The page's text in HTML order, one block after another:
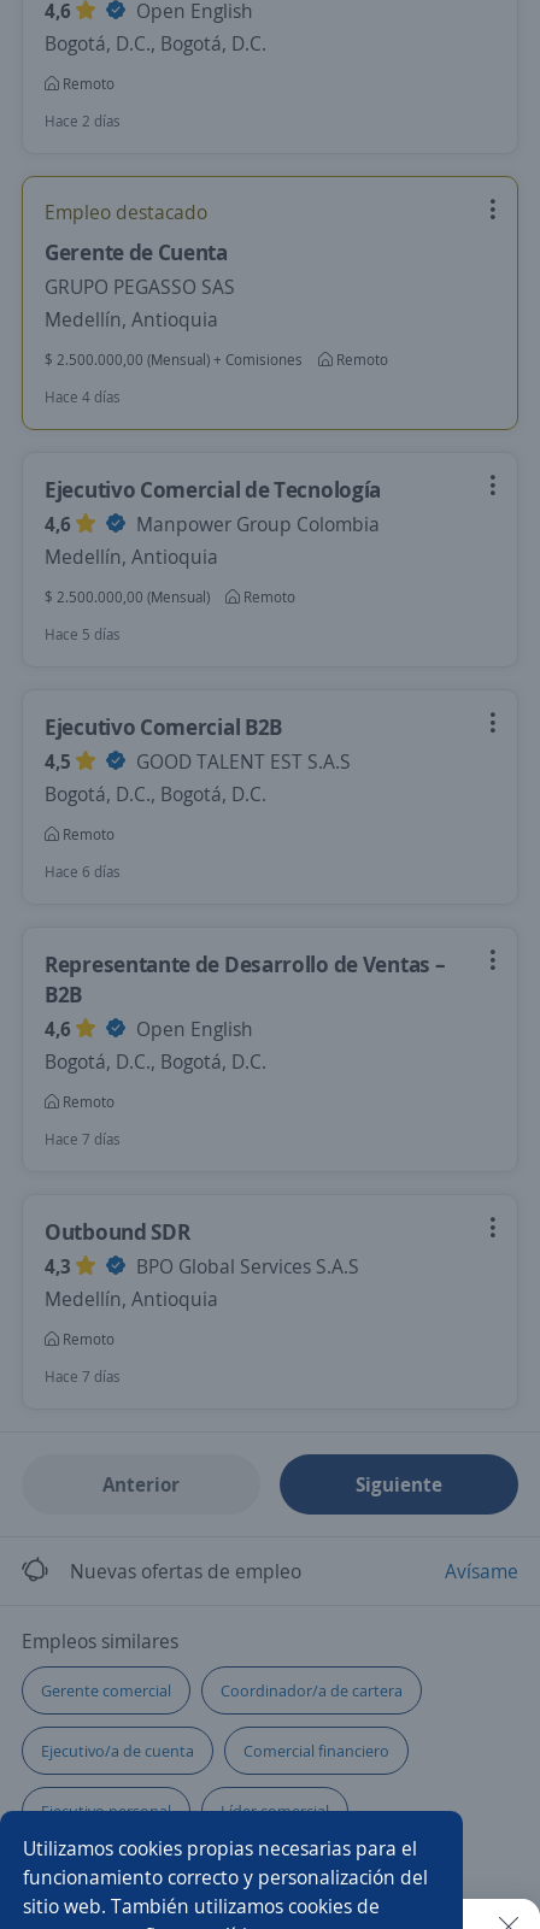
Utilizamos cookies propias necesarias para el
funcionamiento correcto y personalización del
sitio web. También utilizamos cookies de
4,6
Open English
Bogotá, D.C., Bogotá, D.C.
Remoto
Hace 2 días
Empleo destacado
Gerente de Cuenta
GRUPO PEGASSO SAS
Medellín, Antioquia
$ 2.500.000,00 (Mensual) + Comisiones
Remoto
Hace 4 días
Ejecutivo Comercial de Tecnología
4,6
Manpower Group Colombia
Medellín, Antioquia
$ 2.500.000,00 (Mensual)
Remoto
Hace 5 días
Ejecutivo Comercial B2B
4,5
GOOD TALENT EST S.A.S
Bogotá, D.C., Bogotá, D.C.
Remoto
Hace 6 días
Representante de Desarrollo de Ventas –
B2B
4,6
Open English
Bogotá, D.C., Bogotá, D.C.
Remoto
Hace 7 días
Outbound SDR
4,3
BPO Global Services S.A.S
Medellín, Antioquia
Remoto
Hace 7 días
Anterior Siguiente
Nuevas ofertas de empleo Avísame
Empleos similares
Gerente comercial Coordinador/a de cartera
Ejecutivo/a de cuenta Comercial financiero
Ejecutivo personal Líder comercial
Vendedor/a punto de venta Gestor/a